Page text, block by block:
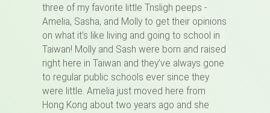
three of my favorite little Tnsligh peeps -
Amelia, Sasha, and Molly to get their opinions
on what it’s like living and going to school in
Taiwan! Molly and Sash were born and raised
right here in Taiwan and they’ve always gone
to regular public schools ever since they
were little. Amelia just moved here from
Hong Kong about two years ago and she